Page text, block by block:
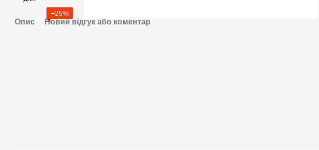
−25%
Опис Новий відгук або коментар